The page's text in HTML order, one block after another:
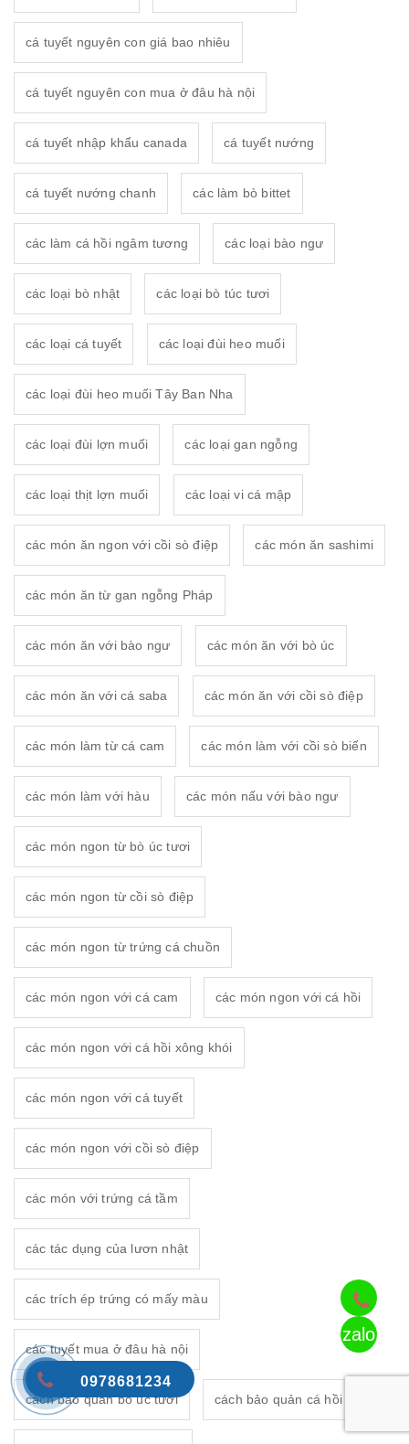
cá tuyết nguyên con giá bao nhiêu
cá tuyết nguyên con mua ở đâu hà nội
cá tuyết nhập khẩu canada cá tuyết nướng
cá tuyết nướng chanh các làm bò bittet
các làm cá hồi ngâm tương các loại bào ngư
các loại bò nhật các loại bò túc tươi
các loại cá tuyết các loại đùi heo muối
các loại đùi heo muối Tây Ban Nha
các loại đùi lợn muối các loại gan ngỗng
các loại thịt lợn muối các loại vi cá mập
các món ăn ngon với cồi sò điệp các món ăn sashimi
các món ăn từ gan ngỗng Pháp
các món ăn với bào ngư các món ăn với bò úc
các món ăn với cá saba các món ăn với cồi sò điệp
các món làm từ cá cam các món làm với cồi sò biến
các món làm với hàu các món nấu với bào ngư
các món ngon từ bò úc tươi
các món ngon từ cồi sò điệp
các món ngon từ trứng cá chuồn
các món ngon với cá cam các món ngon với cá hồi
các món ngon với cá hồi xông khói
các món ngon với cá tuyết
các món ngon với cồi sò điệp
các món với trứng cá tầm
các tác dụng của lươn nhật
các trích ép trứng có mấy màu
các tuyết mua ở đâu hà nội
cách bảo quản bò úc tươi cách bảo quản cá hồi
zalo
0978681234